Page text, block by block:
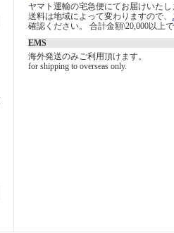
ヤマト運輸の宅急便にてお届けいたし
送料は地域によって変わりますので、
確認ください。 合計金額\20,000以上
EMS
海外発送のみご利用頂けます。
for shipping to overseas only.